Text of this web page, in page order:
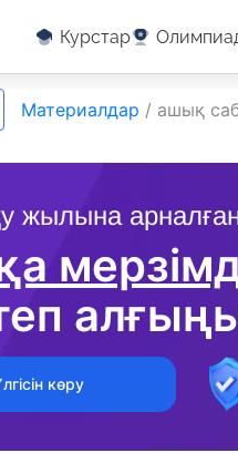
Курстар
жылына
көру
Материалдар / ашық